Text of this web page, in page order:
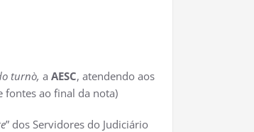
turno`, a AESC, atendendo aos
fontes ao final da nota)
” dos Servidores do Judiciário